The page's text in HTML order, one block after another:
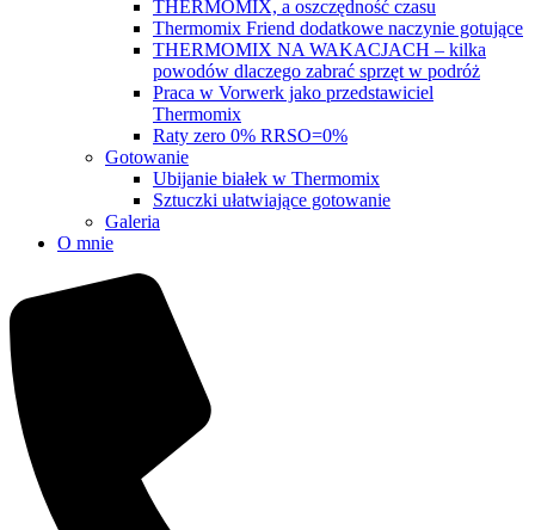
THERMOMIX, a oszczędność czasu
Thermomix Friend dodatkowe naczynie gotujące
THERMOMIX NA WAKACJACH – kilka
powodów dlaczego zabrać sprzęt w podróż
Praca w Vorwerk jako przedstawiciel
Thermomix
Raty zero 0% RRSO=0%
Gotowanie
Ubijanie białek w Thermomix
Sztuczki ułatwiające gotowanie
Galeria
O mnie